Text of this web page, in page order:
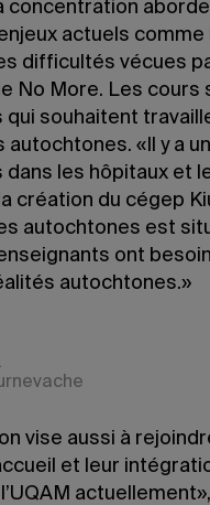
concentration
actuels
difficultés vécues
No More. Les cours
souhaitent
autochtones. «Il y a
les hôpitaux et
création du cégep
autochtones est
ont
autochtones.»
vise aussi à
et leur